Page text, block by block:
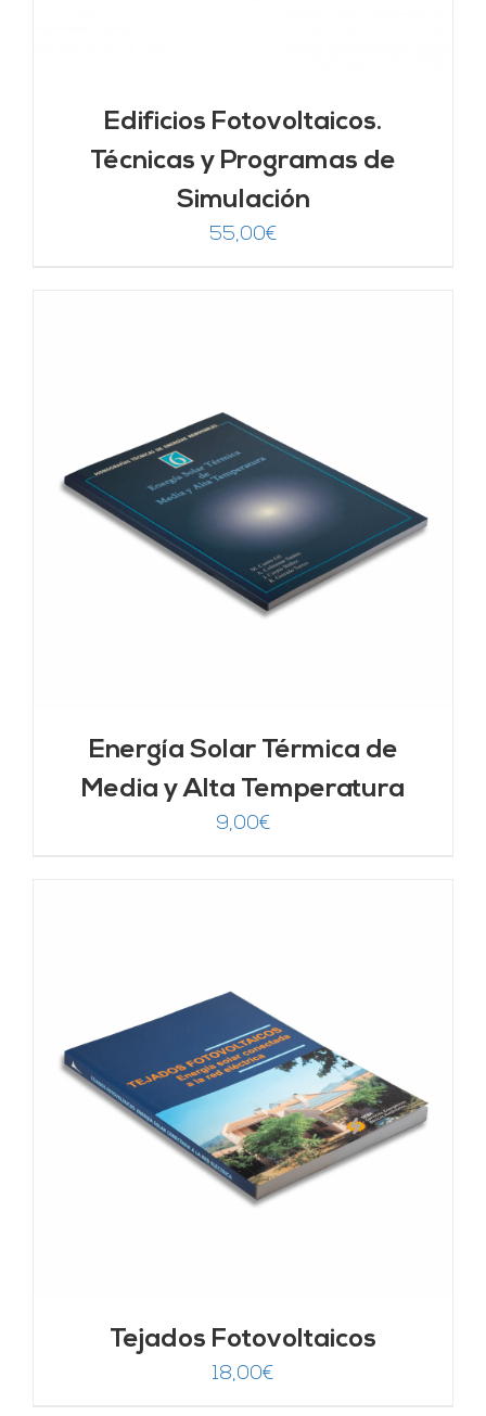
Edificios Fotovoltaicos.
Técnicas y Programas de
Simulación
55,00€
Energía Solar Térmica de
Media y Alta Temperatura
9,00€
Tejados Fotovoltaicos
18,00€